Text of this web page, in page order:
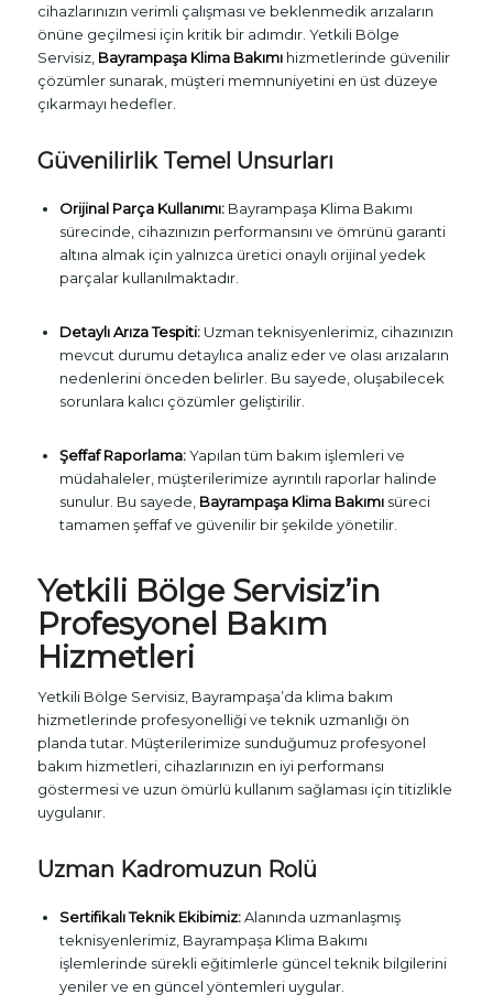
cihazlarınızın verimli çalışması ve beklenmedik arızaların
önüne geçilmesi için kritik bir adımdır. Yetkili Bölge
Servisiz, Bayrampaşa Klima Bakımıhizmetlerinde güvenilir
çözümler sunarak, müşteri memnuniyetini en üst düzeye
çıkarmayı hedefler.
Güvenilirlik Temel Unsurları
Orijinal Parça Kullanımı:Bayrampaşa Klima Bakımı
sürecinde, cihazınızın performansını ve ömrünü garanti
altına almak için yalnızca üretici onaylı orijinal yedek
parçalar kullanılmaktadır.
Detaylı Arıza Tespiti:Uzman teknisyenlerimiz, cihazınızın
mevcut durumu detaylıca analiz eder ve olası arızaların
nedenlerini önceden belirler. Bu sayede, oluşabilecek
sorunlara kalıcı çözümler geliştirilir.
Şeffaf Raporlama:Yapılan tüm bakım işlemleri ve
müdahaleler, müşterilerimize ayrıntılı raporlar halinde
sunulur. Bu sayede, Bayrampaşa Klima Bakımısüreci
tamamen şeffaf ve güvenilir bir şekilde yönetilir.
Yetkili Bölge Servisiz’in
Profesyonel Bakım
Hizmetleri
Yetkili Bölge Servisiz, Bayrampaşa’da klima bakım
hizmetlerinde profesyonelliği ve teknik uzmanlığı ön
planda tutar. Müşterilerimize sunduğumuz profesyonel
bakım hizmetleri, cihazlarınızın en iyi performansı
göstermesi ve uzun ömürlü kullanım sağlaması için titizlikle
uygulanır.
Uzman Kadromuzun Rolü
Sertifikalı Teknik Ekibimiz:Alanında uzmanlaşmış
teknisyenlerimiz, Bayrampaşa Klima Bakımı
işlemlerinde sürekli eğitimlerle güncel teknik bilgilerini
yeniler ve en güncel yöntemleri uygular.